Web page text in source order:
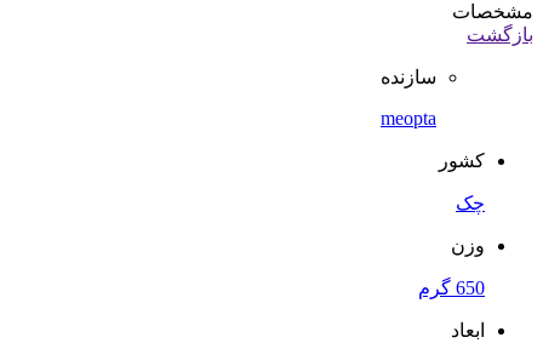
مشخصات
بازگشت
سازنده
meopta
کشور
چک
وزن
650 گرم
ابعاد